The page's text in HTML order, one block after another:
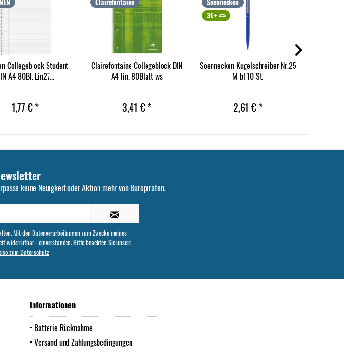
Collegeblock Student
A4 80Bl. Lin27...
1,77 € *
Clairefontaine
Clairefontaine Collegeblock DIN
A4 lin. 80Blatt ws
3,41 € *
Soennecken
30+
Soennecken Kugelschreiber Nr.25
M bl 10 St.
2,61 € *
keine Neuigkeit oder Aktion mehr von Büropiraten.
Mit den Datenverarbeitungen zum Zwecke meines
widerrufbar - einverstanden. Bitte beachten Sie unsere
zum Datenschutz
Informationen
Batterie Rücknahme
Versand und Zahlungsbedingungen